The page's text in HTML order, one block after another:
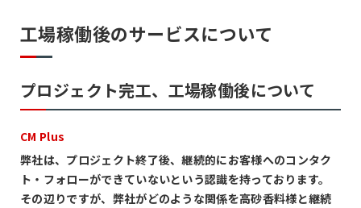
工場稼働後のサービスについて
プロジェクト完工、工場稼働後について
CM Plus
弊社は、プロジェクト終了後、継続的にお客様へのコンタク
ト・フォローができていないという認識を持っております。
その辺りですが、弊社がどのような関係を高砂香料様と継続